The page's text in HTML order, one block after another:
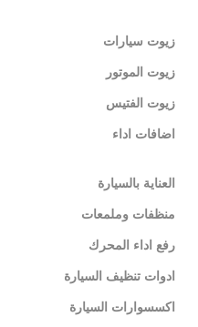
زيوت سيارات
زيوت الموتور
زيوت الفتيس
اضافات اداء
العناية بالسيارة
منظفات وملمعات
رفع اداء المحرك
ادوات تنظيف السيارة
اكسسوارات السيارة